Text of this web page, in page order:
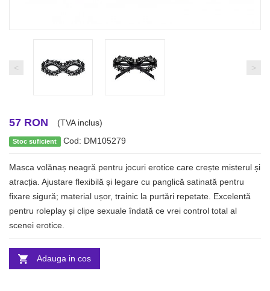
< >
57 RON (TVA inclus)
Stoc suficient Cod: DM105279
Masca volănaș neagră pentru jocuri erotice care crește misterul și
atracția. Ajustare flexibilă și legare cu panglică satinată pentru
fixare sigură; material ușor, trainic la purtări repetate. Excelentă
pentru roleplay și clipe sexuale îndată ce vrei control total al
scenei erotice.
Adauga in cos